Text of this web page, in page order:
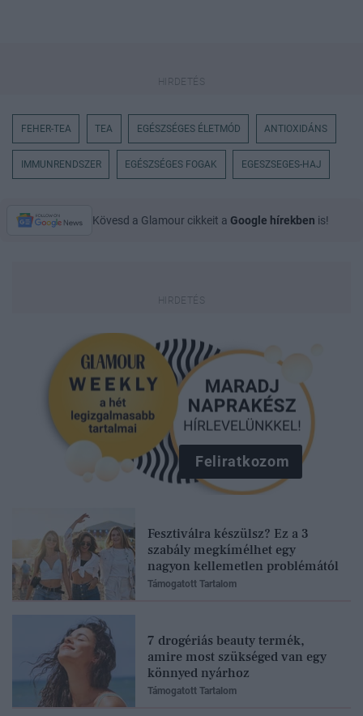
FEHER-TEA TEA EGÉSZSÉGES ÉLETMÓD ANTIOXIDÁNS
IMMUNRENDSZER EGÉSZSÉGES FOGAK EGESZSEGES-HAJ
Kövesd a Glamour cikkeit a Google hírekben is!
Feliratkozom
Fesztiválra készülsz? Ez a 3
szabály megkímélhet egy
nagyon kellemetlen problémától
Támogatott Tartalom
7 drogériás beauty termék,
amire most szükséged van egy
könnyed nyárhoz
Támogatott Tartalom